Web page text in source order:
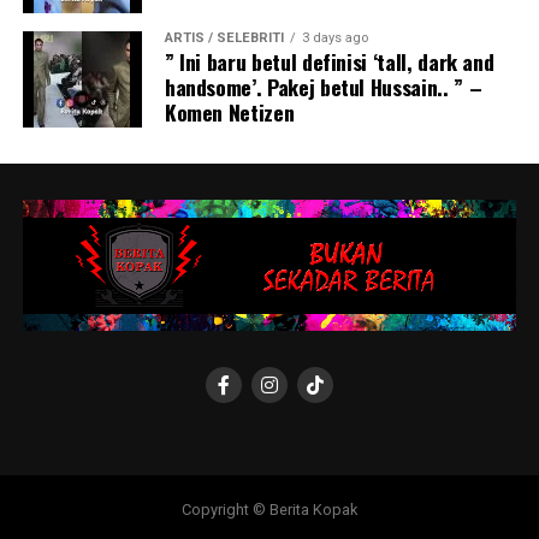
ARTIS / SELEBRITI 3 days ago
” Ini baru betul definisi ‘tall, dark and
handsome’. Pakej betul Hussain.. ” –
Komen Netizen
Copyright © Berita Kopak